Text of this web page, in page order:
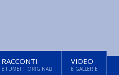
RACCONTI
E FUMETTI ORIGINALI
VIDEO
E GALLERIE